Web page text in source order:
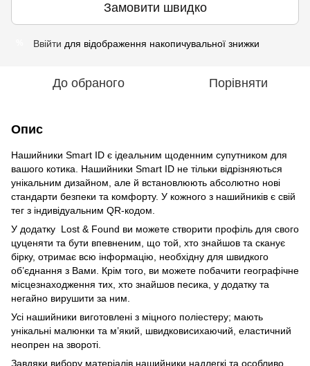
Замовити швидко
Ввійти для відображення накопичувальної знижки
До обраного Порівняти
Опис
Нашийники Smart ID є ідеальним щоденним супутником для
вашого котика. Нашийники Smart ID не тільки відрізняються
унікальним дизайном, але й встановлюють абсолютно нові
стандарти безпеки та комфорту. У кожного з нашийників є свій
тег з індивідуальним QR-кодом.
У додатку Lost & Found ви можете створити профіль для свого
цуценяти та бути впевненим, що той, хто знайшов та сканує
бірку, отримає всю інформацію, необхідну для швидкого
об’єднання з Вами. Крім того, ви можете побачити географічне
місцезнаходження тих, хто знайшов песика, у додатку та
негайно вирушити за ним.
Усі нашийники виготовлені з міцного поліестеру; мають
унікальні малюнки та м’який, швидковисихаючий, еластичний
неопрен на звороті.
Завдяки вибору матеріалів нашийники надлегкі та особливо